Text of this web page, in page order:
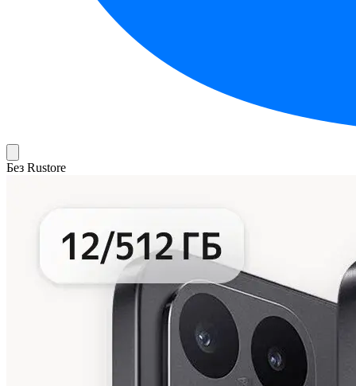
Без Rustore